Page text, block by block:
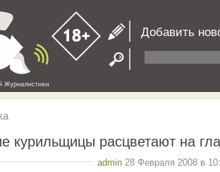
Добавить
курильщицы расцветают на
admin 28 Февраля 2008 в